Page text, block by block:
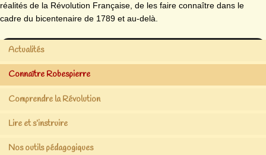
réalités de la Révolution Française, de les faire connaître dans le
cadre du bicentenaire de 1789 et au-delà.
Actualités
Connaître Robespierre
Comprendre la Révolution
Lire et s’instruire
Nos outils pédagogiques